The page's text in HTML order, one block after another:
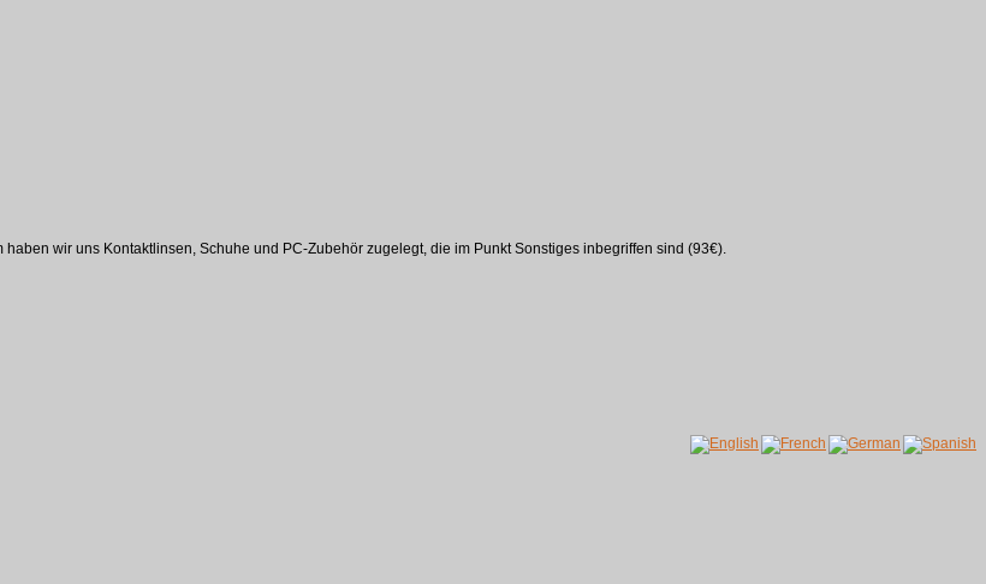
wir uns Kontaktlinsen, Schuhe und PC-Zubehör zugelegt, die im Punkt Sonstiges inbegriffen sind (93€).